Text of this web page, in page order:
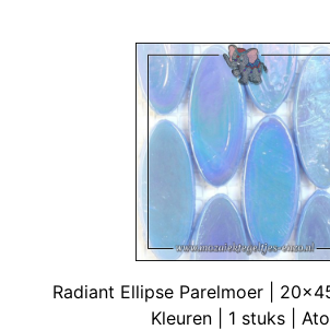
Radiant Ellipse Parelmoer |
Kleuren | 1 stuks |